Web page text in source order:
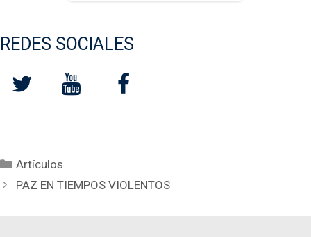
REDES SOCIALES
Categorías
Artículos
PAZ EN TIEMPOS VIOLENTOS